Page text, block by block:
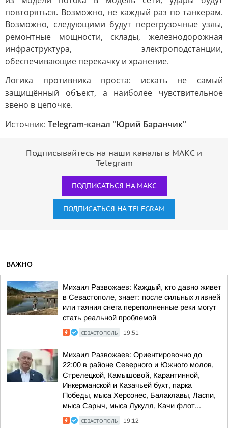
повторяться. Возможно, не каждый раз по танкерам.
Возможно, следующими будут перегрузочные узлы,
ремонтные мощности, склады, железнодорожная
инфраструктура, электроподстанции,
обеспечивающие перекачку и хранение.
Логика противника проста: искать не самый
защищённый объект, а наиболее чувствительное
звено в цепочке.
Источник: Telegram-канал "Юрий Баранчик"
Подписывайтесь на наши каналы в МАКС и
Telegram
ПОДПИСАТЬСЯ НА МАКС
ПОДПИСАТЬСЯ НА TELEGRAM
ВАЖНО
Михаил Развожаев: Каждый, кто давно живет
в Севастополе, знает: после сильных ливней
или таяния снега переполненные реки могут
стать реальной проблемой
СЕВАСТОПОЛЬ 19:51
Михаил Развожаев: Ориентировочно до
22:00 в районе Северного и Южного молов,
Стрелецкой, Камышовой, Карантинной,
Инкерманской и Казачьей бухт, парка
Победы, мыса Херсонес, Балаклавы, Ласпи,
мыса Сарыч, мыса Лукулл, Качи флот...
СЕВАСТОПОЛЬ 19:12